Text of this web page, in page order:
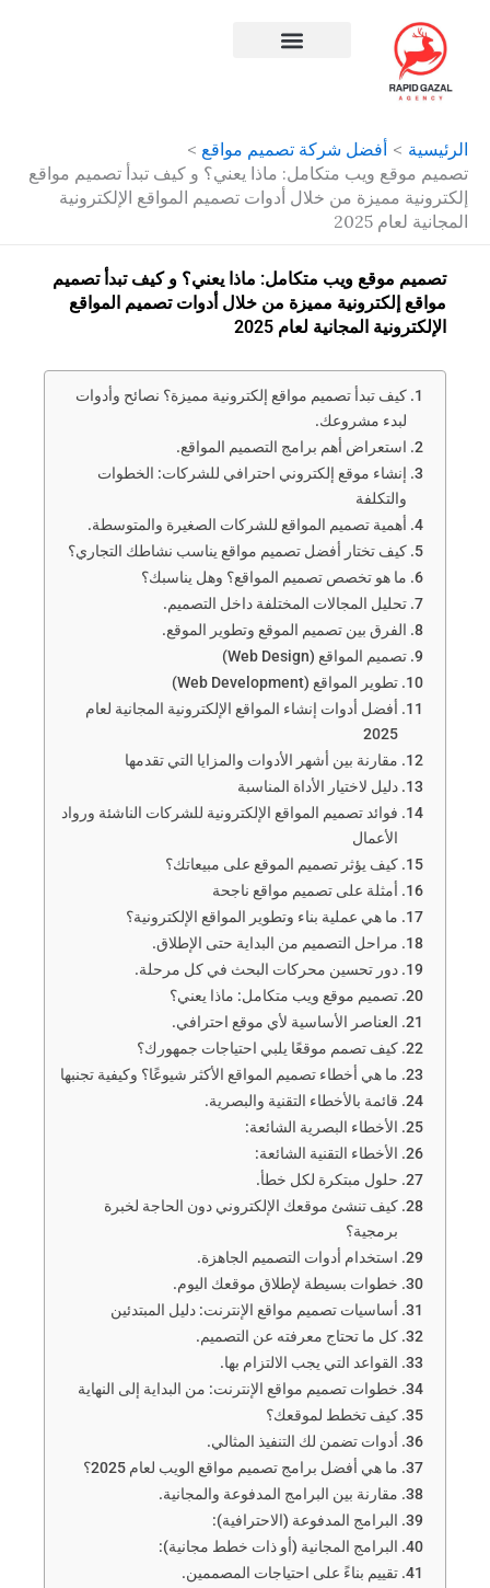
الرئيسية
أفضل شركة تصميم مواقع
تصميم موقع ويب متكامل: ماذا يعني؟ و كيف تبدأ تصميم مواقع
إلكترونية مميزة من خلال أدوات تصميم المواقع الإلكترونية
المجانية لعام 2025
تصميم موقع ويب متكامل: ماذا يعني؟ و كيف تبدأ تصميم
مواقع إلكترونية مميزة من خلال أدوات تصميم المواقع
الإلكترونية المجانية لعام 2025
كيف تبدأ تصميم مواقع إلكترونية مميزة؟ نصائح وأدوات
لبدء مشروعك.
استعراض أهم برامج التصميم المواقع.
إنشاء موقع إلكتروني احترافي للشركات: الخطوات
والتكلفة
أهمية تصميم المواقع للشركات الصغيرة والمتوسطة.
كيف تختار أفضل تصميم مواقع يناسب نشاطك التجاري؟
ما هو تخصص تصميم المواقع؟ وهل يناسبك؟
تحليل المجالات المختلفة داخل التصميم.
الفرق بين تصميم الموقع وتطوير الموقع.
تصميم المواقع (Web Design)
تطوير المواقع (Web Development)
أفضل أدوات إنشاء المواقع الإلكترونية المجانية لعام
2025
مقارنة بين أشهر الأدوات والمزايا التي تقدمها
دليل لاختيار الأداة المناسبة
فوائد تصميم المواقع الإلكترونية للشركات الناشئة ورواد
الأعمال
كيف يؤثر تصميم الموقع على مبيعاتك؟
أمثلة على تصميم مواقع ناجحة
ما هي عملية بناء وتطوير المواقع الإلكترونية؟
مراحل التصميم من البداية حتى الإطلاق.
دور تحسين محركات البحث في كل مرحلة.
تصميم موقع ويب متكامل: ماذا يعني؟
العناصر الأساسية لأي موقع احترافي.
كيف تصمم موقعًا يلبي احتياجات جمهورك؟
ما هي أخطاء تصميم المواقع الأكثر شيوعًا؟ وكيفية تجنبها
قائمة بالأخطاء التقنية والبصرية.
الأخطاء البصرية الشائعة:
الأخطاء التقنية الشائعة:
حلول مبتكرة لكل خطأ.
كيف تنشئ موقعك الإلكتروني دون الحاجة لخبرة
برمجية؟
استخدام أدوات التصميم الجاهزة.
خطوات بسيطة لإطلاق موقعك اليوم.
أساسيات تصميم مواقع الإنترنت: دليل المبتدئين
كل ما تحتاج معرفته عن التصميم.
القواعد التي يجب الالتزام بها.
خطوات تصميم مواقع الإنترنت: من البداية إلى النهاية
كيف تخطط لموقعك؟
أدوات تضمن لك التنفيذ المثالي.
ما هي أفضل برامج تصميم مواقع الويب لعام 2025؟
مقارنة بين البرامج المدفوعة والمجانية.
البرامج المدفوعة (الاحترافية):
البرامج المجانية (أو ذات خطط مجانية):
تقييم بناءً على احتياجات المصممين.